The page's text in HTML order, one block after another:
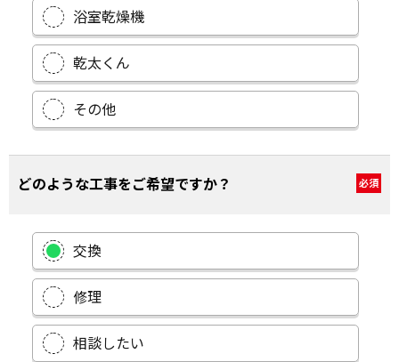
浴室乾燥機
乾太くん
その他
どのような工事をご希望ですか？ 必須
交換
修理
相談したい